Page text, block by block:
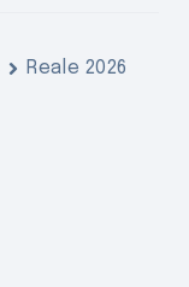
Reale 2026